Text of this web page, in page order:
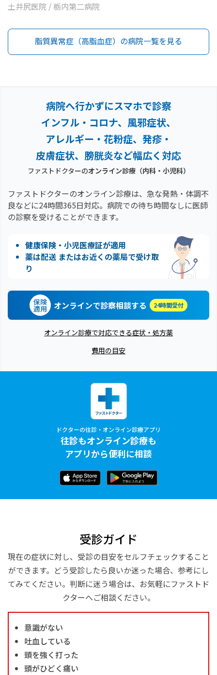
土井尻医院 / 栃内第二病院
脂質異常症（高脂血症）の病院一覧を見る
病院へ行かずにスマホで診察
インフル・コロナ、風邪症状、
アレルギー・花粉症、 発疹・
皮膚症状、膀胱炎など幅広く対応
ファストドクターのオンライン診療（内科・小児科）
ファストドクターのオンライン診療は、急な発熱・体調不
良などに24時間365日対応。 病院での待ち時間なしに医師
の診察を受けることができます。
健康保険・小児医療証が適用
薬は配送 またはお近くの薬局で受け取
り
保険
適用 オンラインで診察相談する 24時間受付
オンライン診療で対応できる症状・処方薬
費用の目安
ドクターの往診・オンライン診療アプリ
往診もオンライン診療も
アプリから便利に相談
受診ガイド
現在の症状に対し、受診の目安をセルフチェックすること
ができます。どう受診したら良いか迷った場合、参考にし
てみてください。判断に迷う場合は、お気軽にファストド
クターへご相談ください。
意識がない
吐血している
頭を強く打った
頭がひどく痛い